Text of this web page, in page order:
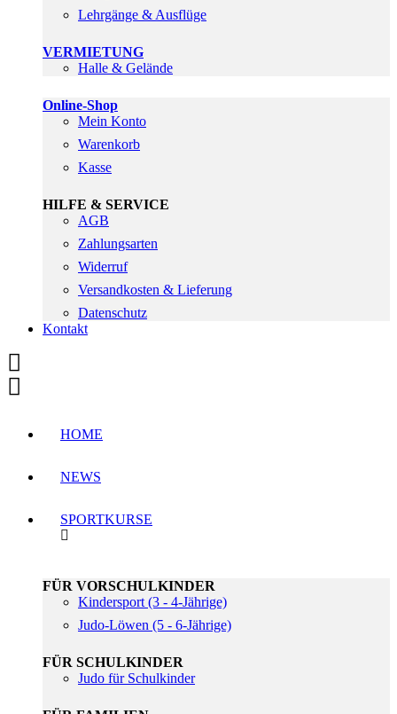
Lehrgänge & Ausflüge
VERMIETUNG
Halle & Gelände
Online-Shop
Mein Konto
Warenkorb
Kasse
HILFE & SERVICE
AGB
Zahlungsarten
Widerruf
Versandkosten & Lieferung
Datenschutz
Kontakt
HOME
NEWS
SPORTKURSE
FÜR VORSCHULKINDER
Kindersport (3 - 4-Jährige)
Judo-Löwen (5 - 6-Jährige)
FÜR SCHULKINDER
Judo für Schulkinder